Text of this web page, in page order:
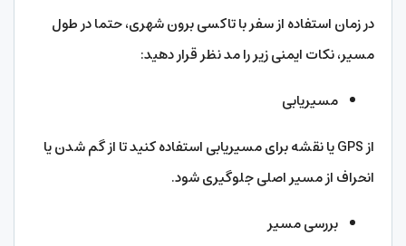
در زمان استفاده از سفر با تاکسی برون شهری، حتما در طول
مسیر، نکات ایمنی زیر را مد نظر قرار دهید:
مسیریابی
از GPS یا نقشه برای مسیریابی استفاده کنید تا از گم شدن یا
انحراف از مسیر اصلی جلوگیری شود.
بررسی مسیر